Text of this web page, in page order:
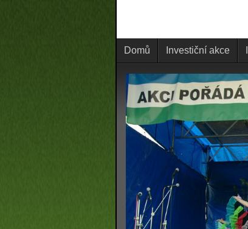
Domů Investiční akce